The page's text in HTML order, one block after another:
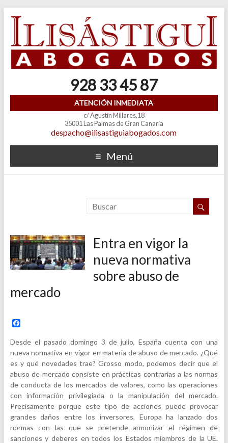
928 33 45 87
ATENCIÓN INMEDIATA
c/ Agustín Millares,18
35001 Las Palmas de Gran Canaria
despacho@ilisastiguiabogados.com
Menú
Entra en vigor la
nueva normativa
sobre abuso de
mercado
F
c
e
b
o
o
k
Desde el pasado domingo 3 de julio, España cuenta con una
nueva normativa en vigor en materia de abuso de mercado. ¿Qué
es y qué novedades trae? Grosso modo, podemos decir que el
abuso de mercado consiste en prácticas contrarias a las normas
de conducta de los mercados de valores, como las operaciones
con información privilegiada o la manipulación del mercado.
Precisamente porque este tipo de acciones puede provocar
grandes daños entre los inversores, Europa ha lanzado dos
normas con las que se pretende armonizar el régimen de
sanciones y deberes en todos los Estados miembros de la UE.